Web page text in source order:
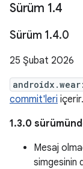
Sürüm 1.4
Sürüm 1.4.0
25 Şubat 2026
commit'leri içerir.
1.3.0
Mesaj
simgesinin